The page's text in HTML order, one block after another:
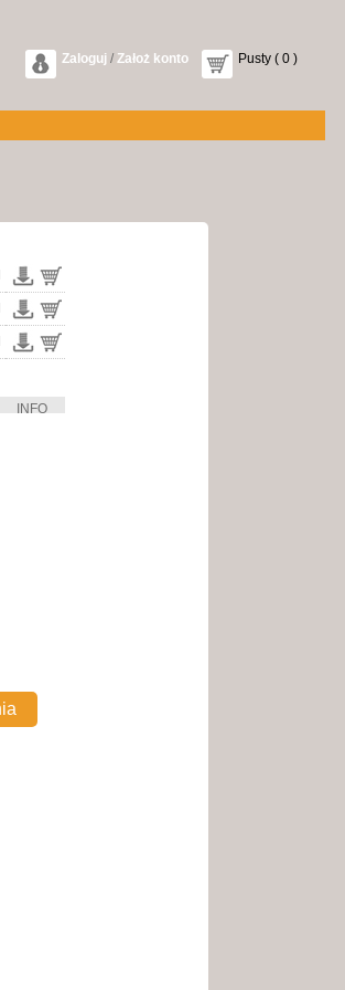
Zaloguj / Założ konto Pusty ( 0 )
INFO